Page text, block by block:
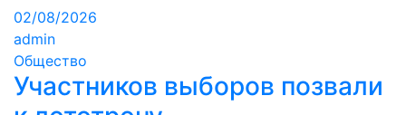
02/08/2026
admin
Общество
Участников выборов позвали